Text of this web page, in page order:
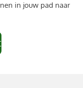
in jouw pad naar